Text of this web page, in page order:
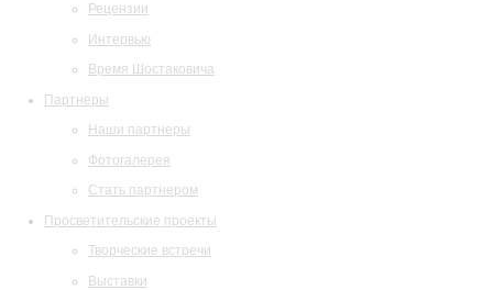
Рецензии
Интервью
Время Шостаковича
Партнеры
Наши партнеры
Фотогалерея
Стать партнером
Просветительские проекты
Творческие встречи
Выставки